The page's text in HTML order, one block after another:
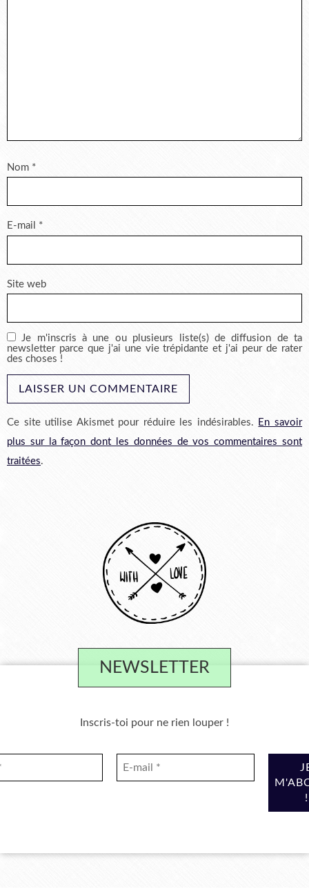
Nom *
E-mail *
Site web
Je m'inscris à une ou plusieurs liste(s) de diffusion de ta
newsletter parce que j'ai une vie trépidante et j'ai peur de rater
des choses !
Ce site utilise Akismet pour réduire les indésirables. En savoir
plus sur la façon dont les données de vos commentaires sont
traitées.
NEWSLETTER
Inscris-toi pour ne rien louper !